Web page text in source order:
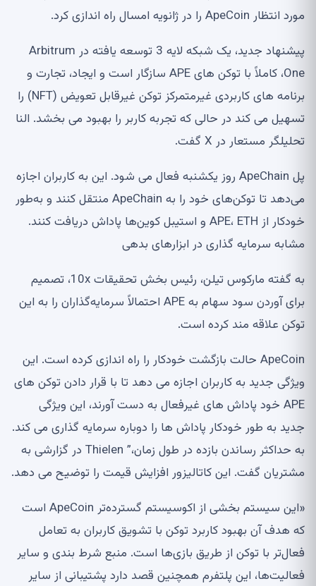
مورد انتظار ApeCoin را در ژانویه امسال راه اندازی کرد.
پیشنهاد جدید، یک شبکه لایه 3 توسعه یافته در Arbitrum
One، کاملاً با توکن های APE سازگار است و ایجاد، تجارت و
برنامه های کاربردی غیرمتمرکز توکن غیرقابل تعویض (NFT) را
تسهیل می کند در حالی که تجربه کاربر را بهبود می بخشد. النا
تحلیلگر مستعار در X گفت.
پل ApeChain روز یکشنبه فعال می شود. این به کاربران اجازه
می‌دهد تا توکن‌های خود را به ApeChain منتقل کنند و به‌طور
خودکار از APE، ETH و استیبل کوین‌ها پاداش دریافت کنند.
مشابه سرمایه گذاری در ابزارهای بدهی
به گفته مارکوس تیلن، رئیس بخش تحقیقات 10x، تصمیم
برای آوردن سود سهام به APE احتمالاً سرمایه‌گذاران را به این
توکن علاقه مند کرده است.
ApeCoin حالت بازگشت خودکار را راه اندازی کرده است. این
ویژگی جدید به کاربران اجازه می دهد تا با قرار دادن توکن های
APE خود پاداش های غیرفعال به دست آورند، این ویژگی
جدید به طور خودکار پاداش ها را دوباره سرمایه گذاری می کند.
به حداکثر رساندن بازده در طول زمان،” Thielen در گزارشی به
مشتریان گفت. این کاتالیزور افزایش قیمت را توضیح می دهد.
«این سیستم بخشی از اکوسیستم گسترده‌تر ApeCoin است
که هدف آن بهبود کاربرد توکن با تشویق کاربران به تعامل
فعال‌تر با توکن از طریق بازی‌ها است. منبع شرط بندی و سایر
فعالیت‌ها، این پلتفرم همچنین قصد دارد پشتیبانی از سایر